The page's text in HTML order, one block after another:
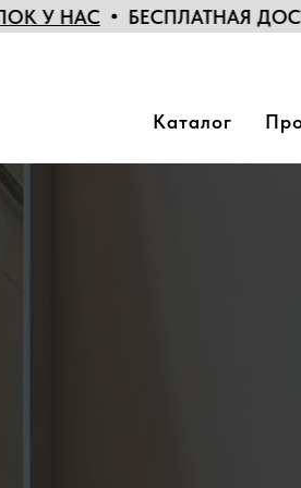
БЕСПЛАТНАЯ ДОСТАВКА НА
Каталог